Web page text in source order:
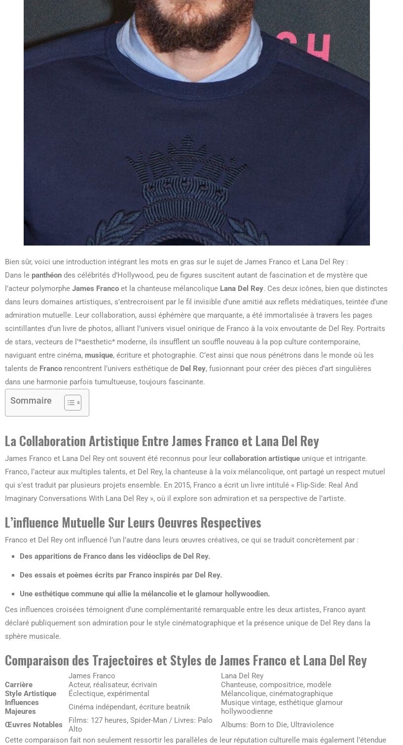
Bien sûr, voici une introduction intégrant les mots en gras sur le sujet de James Franco et Lana Del Rey :
Dans le panthéon des célébrités d’Hollywood, peu de figures suscitent autant de fascination et de mystère que
l’acteur polymorphe James Franco et la chanteuse mélancolique Lana Del Rey. Ces deux icônes, bien que distinctes
dans leurs domaines artistiques, s’entrecroisent par le fil invisible d’une amitié aux reflets médiatiques, teintée d’une
admiration mutuelle. Leur collaboration, aussi éphémère que marquante, a été immortalisée à travers les pages
scintillantes d’un livre de photos, alliant l’univers visuel onirique de Franco à la voix envoutante de Del Rey. Portraits
de stars, vecteurs de l’*aesthetic* moderne, ils insufflent un souffle nouveau à la pop culture contemporaine,
naviguant entre cinéma, musique, écriture et photographie. C’est ainsi que nous pénétrons dans le monde où les
talents de Franco rencontrent l’univers esthétique de Del Rey, fusionnant pour créer des pièces d’art singulières
dans une harmonie parfois tumultueuse, toujours fascinante.
Sommaire
La Collaboration Artistique Entre James Franco et Lana Del Rey
James Franco et Lana Del Rey ont souvent été reconnus pour leur collaboration artistique unique et intrigante.
Franco, l’acteur aux multiples talents, et Del Rey, la chanteuse à la voix mélancolique, ont partagé un respect mutuel
qui s’est traduit par plusieurs projets ensemble. En 2015, Franco a écrit un livre intitulé « Flip-Side: Real And
Imaginary Conversations With Lana Del Rey », où il explore son admiration et sa perspective de l’artiste.
L’influence Mutuelle Sur Leurs Oeuvres Respectives
Franco et Del Rey ont influencé l’un l’autre dans leurs œuvres créatives, ce qui se traduit concrètement par :
Des apparitions de Franco dans les vidéoclips de Del Rey.
Des essais et poèmes écrits par Franco inspirés par Del Rey.
Une esthétique commune qui allie la mélancolie et le glamour hollywoodien.
Ces influences croisées témoignent d’une complémentarité remarquable entre les deux artistes, Franco ayant
déclaré publiquement son admiration pour le style cinématographique et la présence unique de Del Rey dans la
sphère musicale.
Comparaison des Trajectoires et Styles de James Franco et Lana Del Rey
James Franco
Lana Del Rey
Carrière
Acteur, réalisateur, écrivain
Chanteuse, compositrice, modèle
Style Artistique
Éclectique, expérimental
Mélancolique, cinématographique
Influences
Majeures
Cinéma indépendant, écriture beatnik
Musique vintage, esthétique glamour
hollywoodienne
Œuvres Notables
Films: 127 heures, Spider-Man / Livres: Palo
Alto
Albums: Born to Die, Ultraviolence
Cette comparaison fait non seulement ressortir les parallèles de leur réputation culturelle mais également l’étendue